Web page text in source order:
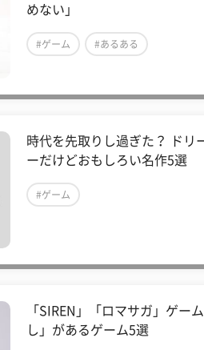
めない」
#ゲーム #あるある
時代を先取りし過ぎた？ ドリ
ーだけどおもしろい名作5選
#ゲーム
「SIREN」「ロマサガ」ゲー
し」があるゲーム5選